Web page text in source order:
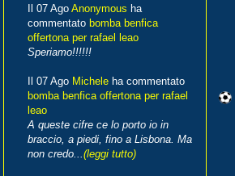
Il 07 Ago Anonymous ha
commentato bomba benfica
offertona per rafael leao
Speriamo!!!!!!
Il 07 Ago Michele ha commentato
bomba benfica offertona per rafael
leao
A queste cifre ce lo porto io in
braccio, a piedi, fino a Lisbona. Ma
non credo...(leggi tutto)